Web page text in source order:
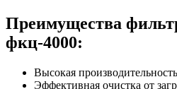
Преимущества
фкц-4000:
Высокая
Эффективная очистка от